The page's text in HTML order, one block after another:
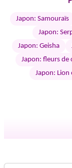
Japon: Samouraïs
Japon:
Japon: Geisha
Japon: fleurs de
Japon: Lion